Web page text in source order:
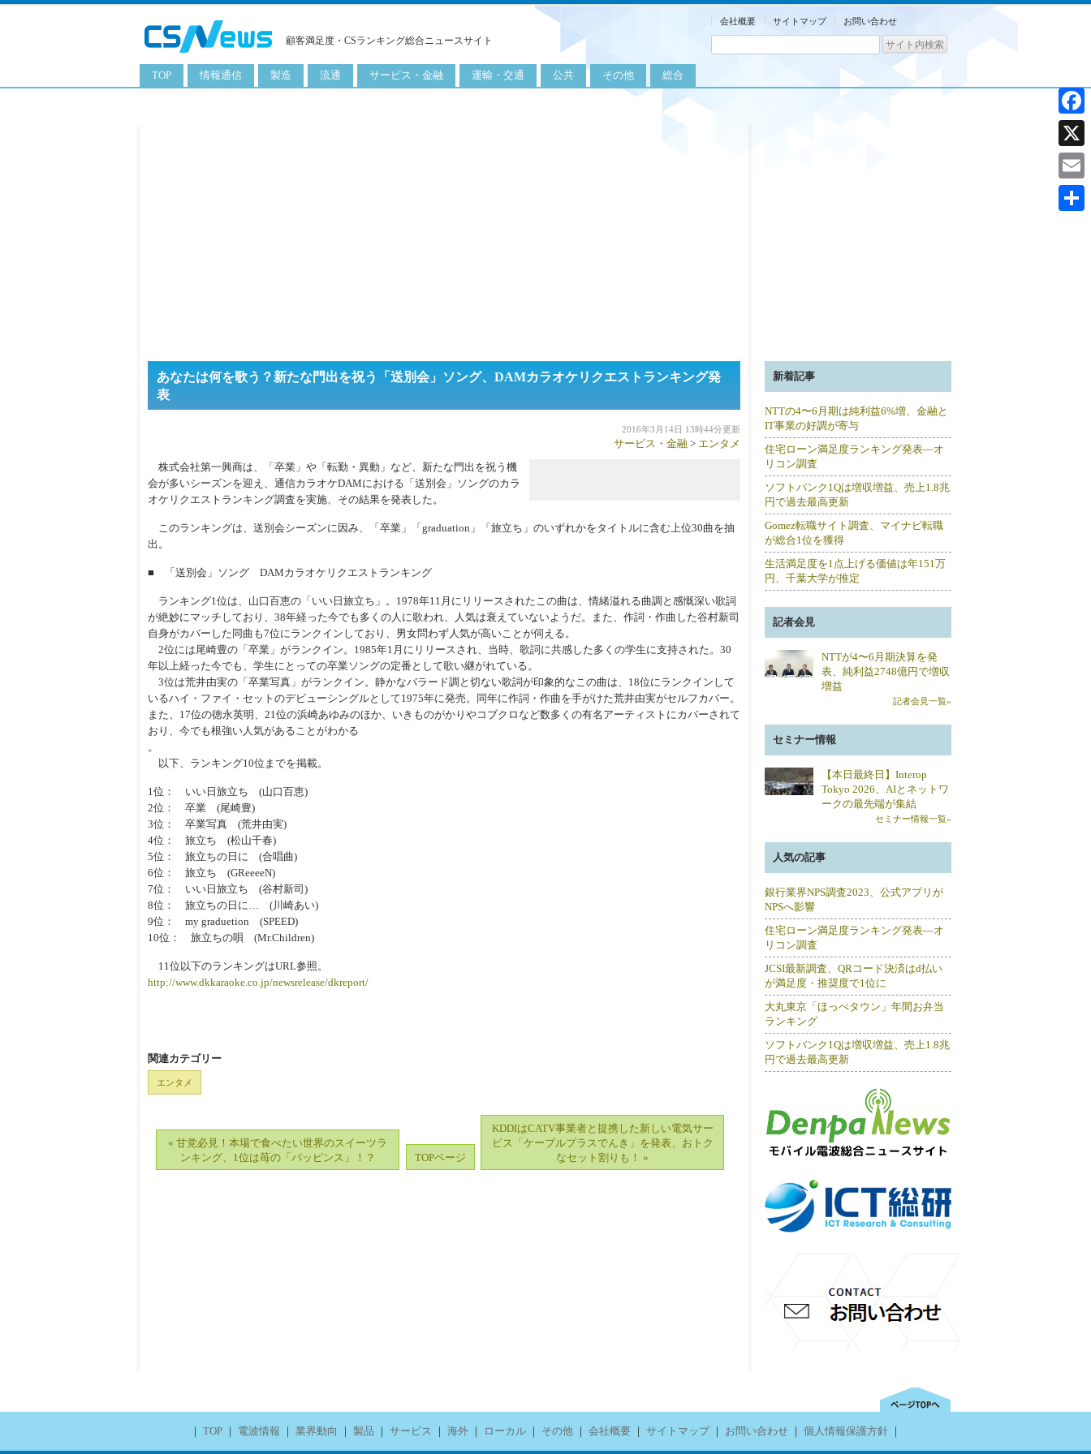
顧客満足度・CSランキング総合ニュースサイト
会社概要 サイトマップ お問い合わせ
TOP 情報通信 製造 流通 サービス・金融 運輸・交通 公共 その他 総合
あなたは何を歌う？新たな門出を祝う「送別会」ソング、DAMカラオケリクエストランキング発
表
2016年3月14日 13時44分更新
サービス・金融 > エンタメ
株式会社第一興商は、「卒業」や「転勤・異動」など、新たな門出を祝う機
会が多いシーズンを迎え、通信カラオケDAMにおける「送別会」ソングのカラ
オケリクエストランキング調査を実施、その結果を発表した。
このランキングは、送別会シーズンに因み、「卒業」「graduation」「旅立ち」のいずれかをタイトルに含む上位30曲を抽
出。
■ 「送別会」ソング DAMカラオケリクエストランキング
ランキング1位は、山口百恵の「いい日旅立ち」。1978年11月にリリースされたこの曲は、情緒溢れる曲調と感慨深い歌詞
が絶妙にマッチしており、38年経った今でも多くの人に歌われ、人気は衰えていないようだ。また、作詞・作曲した谷村新司
自身がカバーした同曲も7位にランクインしており、男女問わず人気が高いことが伺える。
2位には尾崎豊の「卒業」がランクイン。1985年1月にリリースされ、当時、歌詞に共感した多くの学生に支持された。30
年以上経った今でも、学生にとっての卒業ソングの定番として歌い継がれている。
3位は荒井由実の「卒業写真」がランクイン。静かなバラード調と切ない歌詞が印象的なこの曲は、18位にランクインして
いるハイ・ファイ・セットのデビューシングルとして1975年に発売。同年に作詞・作曲を手がけた荒井由実がセルフカバー。
また、17位の徳永英明、21位の浜崎あゆみのほか、いきものがかりやコブクロなど数多くの有名アーティストにカバーされて
おり、今でも根強い人気があることがわかる
。
以下、ランキング10位までを掲載。
1位： いい日旅立ち (山口百恵)
2位： 卒業 (尾崎豊)
3位： 卒業写真 (荒井由実)
4位： 旅立ち (松山千春)
5位： 旅立ちの日に (合唱曲)
6位： 旅立ち (GReeeeN)
7位： いい日旅立ち (谷村新司)
8位： 旅立ちの日に… (川崎あい)
9位： my graduetion (SPEED)
10位： 旅立ちの唄 (Mr.Children)
11位以下のランキングはURL参照。
http://www.dkkaraoke.co.jp/newsrelease/dkreport/
関連カテゴリー
エンタメ
« 甘党必見！本場で食べたい世界のスイーツラ
ンキング、1位は苺の「パッピンス」！？
TOPページ
KDDIはCATV事業者と提携した新しい電気サー
ビス「ケーブルプラスでんき」を発表、おトク
なセット割りも！ »
新着記事
NTTの4〜6月期は純利益6%増、金融と
IT事業の好調が寄与
住宅ローン満足度ランキング発表―オ
リコン調査
ソフトバンク1Qは増収増益、売上1.8兆
円で過去最高更新
Gomez転職サイト調査、マイナビ転職
が総合1位を獲得
生活満足度を1点上げる価値は年151万
円、千葉大学が推定
記者会見
NTTが4〜6月期決算を発
表、純利益2748億円で増収
増益
記者会見一覧»
セミナー情報
【本日最終日】Interop
Tokyo 2026、AIとネットワ
ークの最先端が集結
セミナー情報一覧»
人気の記事
銀行業界NPS調査2023、公式アプリが
NPSへ影響
住宅ローン満足度ランキング発表―オ
リコン調査
JCSI最新調査、QRコード決済はd払い
が満足度・推奨度で1位に
大丸東京「ほっぺタウン」年間お弁当
ランキング
ソフトバンク1Qは増収増益、売上1.8兆
円で過去最高更新
｜ TOP ｜ 電波情報 ｜ 業界動向 ｜ 製品 ｜ サービス ｜ 海外 ｜ ローカル ｜ その他 ｜ 会社概要 ｜ サイトマップ｜ お問い合わせ ｜ 個人情報保護方針 ｜
X
Email